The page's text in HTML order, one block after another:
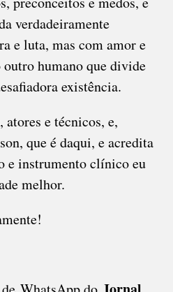
verdadeiramente
e luta, mas com amor e
humano que divide
existência.
atores e técnicos, e,
que é daqui, e acredita
e instrumento clínico eu
melhor.